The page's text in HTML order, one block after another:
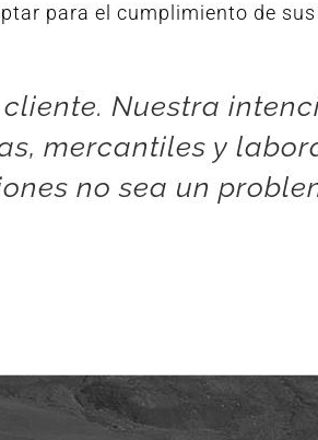
para el cumplimiento de
Nuestra
mercantiles y
no sea un